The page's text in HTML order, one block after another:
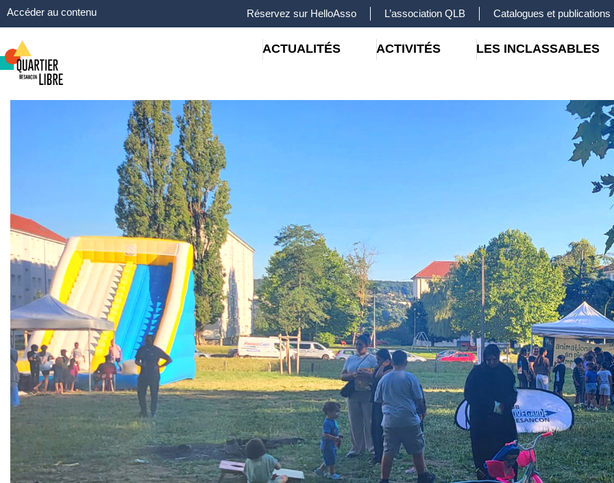
Accéder au contenu Réservez sur HelloAsso L’association QLB Catalogues et publications
ACTUALITÉS ACTIVITÉS LES INCLASSABLES
Panneau de gestion des cookies